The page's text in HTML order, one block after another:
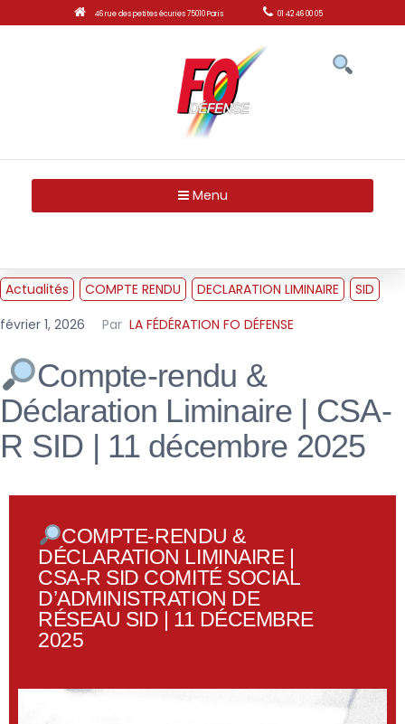
46 rue des petites écuries 75010 Paris 01 42 46 00 05
Menu
Actualités COMPTE RENDU DECLARATION LIMINAIRE
SID
février 1, 2026
Par LA FÉDÉRATION FO DÉFENSE
Compte-rendu &
Déclaration Liminaire | CSA-
R SID | 11 décembre 2025
COMPTE-RENDU &
DÉCLARATION LIMINAIRE |
CSA-R SID COMITÉ SOCIAL
D’ADMINISTRATION DE
RÉSEAU SID | 11 DÉCEMBRE
2025